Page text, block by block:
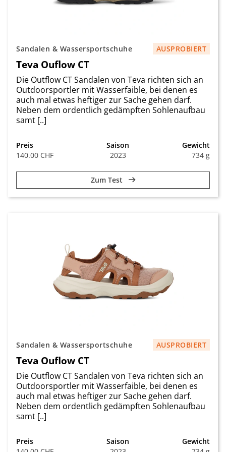
Sandalen & Wassersportschuhe AUSPROBIERT
Teva Ouflow CT
Die Outflow CT Sandalen von Teva richten sich an
Outdoorsportler mit Wasserfaible, bei denen es
auch mal etwas heftiger zur Sache gehen darf.
Neben dem ordentlich gedämpften Sohlenaufbau
samt [..]
Preis
140.00 CHF
Saison
2023
Gewicht
734 g
Zum Test
Sandalen & Wassersportschuhe AUSPROBIERT
Teva Ouflow CT
Die Outflow CT Sandalen von Teva richten sich an
Outdoorsportler mit Wasserfaible, bei denen es
auch mal etwas heftiger zur Sache gehen darf.
Neben dem ordentlich gedämpften Sohlenaufbau
samt [..]
Preis
Saison
Gewicht